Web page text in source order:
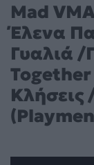
Mad
Έλενα
Γυαλιά
Κλήσεις